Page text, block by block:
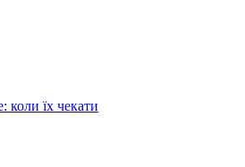
коли їх чекати